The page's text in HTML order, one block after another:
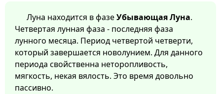
Луна находится в фазеУбывающая Луна.
Четвертая лунная фаза - последняя фаза
лунного месяца. Период четвертой четверти,
который завершается новолунием. Для данного
периода свойственна неторопливость,
мягкость, некая вялость. Это время довольно
пассивно.